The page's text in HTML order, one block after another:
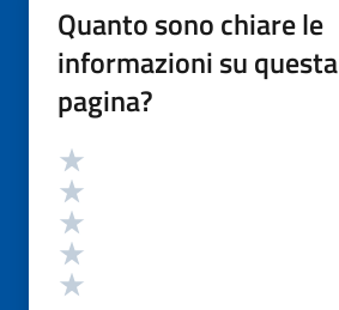
Quanto sono chiare le
informazioni su questa
pagina?
Valutazione